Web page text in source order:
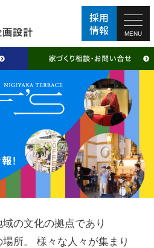
MENU
の文化の拠点であり
所。 様々な人々が集まり